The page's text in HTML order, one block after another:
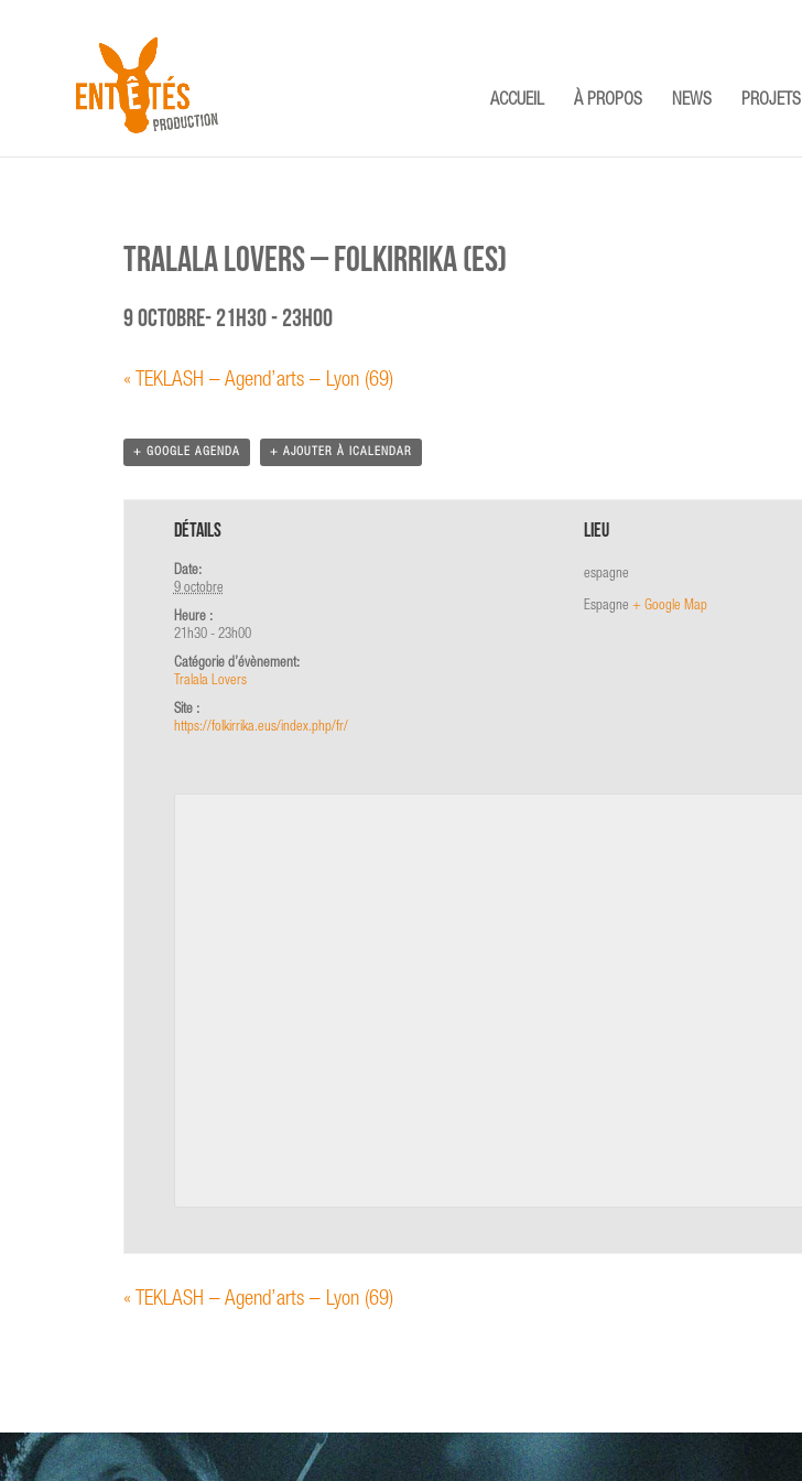
ACCUEIL À PROPOS NEWS PROJETS
TRALALA LOVERS – Folkirrika (ES)
9 octobre- 21h30- 23h00
« TEKLASH – Agend’arts – Lyon (69)
+ GOOGLE AGENDA + AJOUTER À ICALENDAR
Détails
Date:
9 octobre
Heure :
21h30 - 23h00
Catégorie d’évènement:
Tralala Lovers
Site :
https://folkirrika.eus/index.php/fr/
Lieu
espagne
Espagne + Google Map
« TEKLASH – Agend’arts – Lyon (69)